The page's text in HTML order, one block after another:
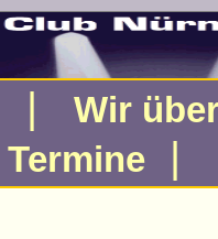
| Wir
Termine|